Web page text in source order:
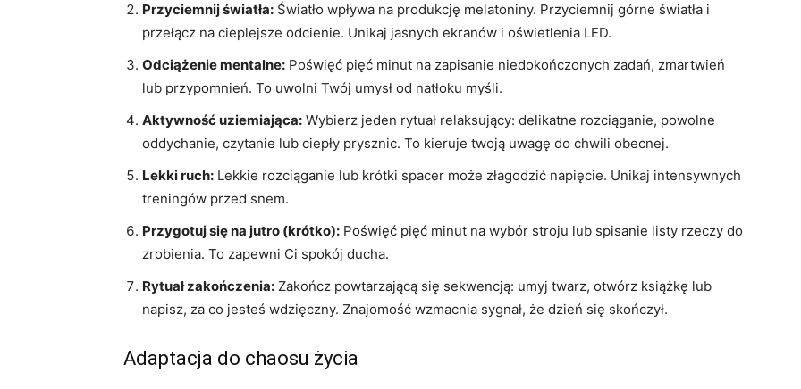
Przyciemnij światła: Światło wpływa na produkcję melatoniny. Przyciemnij górne światła i
przełącz na cieplejsze odcienie. Unikaj jasnych ekranów i oświetlenia LED.
Odciążenie mentalne: Poświęć pięć minut na zapisanie niedokończonych zadań, zmartwień
lub przypomnień. To uwolni Twój umysł od natłoku myśli.
Aktywność uziemiająca: Wybierz jeden rytuał relaksujący: delikatne rozciąganie, powolne
oddychanie, czytanie lub ciepły prysznic. To kieruje twoją uwagę do chwili obecnej.
Lekki ruch: Lekkie rozciąganie lub krótki spacer może złagodzić napięcie. Unikaj intensywnych
treningów przed snem.
Przygotuj się na jutro (krótko): Poświęć pięć minut na wybór stroju lub spisanie listy rzeczy do
zrobienia. To zapewni Ci spokój ducha.
Rytuał zakończenia: Zakończ powtarzającą się sekwencją: umyj twarz, otwórz książkę lub
napisz, za co jesteś wdzięczny. Znajomość wzmacnia sygnał, że dzień się skończył.
Adaptacja do chaosu życia